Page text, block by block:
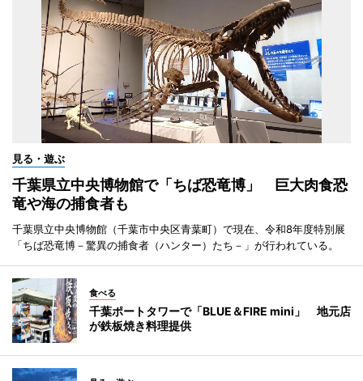
見る・遊ぶ
千葉県立中央博物館で「ちば恐竜博」 巨大肉食恐
竜や海の捕食者も
千葉県立中央博物館（千葉市中央区青葉町）で現在、令和8年度特別展
「ちば恐竜博－驚異の捕食者（ハンター）たち－」が行われている。
食べる
千葉ポートタワーで「BLUE＆FIRE mini」 地元店
が鉄板焼き料理提供